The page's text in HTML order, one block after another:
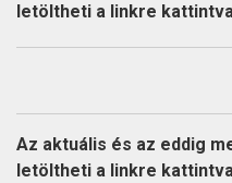
letöltheti a linkre
Az aktuális és az eddig
letöltheti a linkre